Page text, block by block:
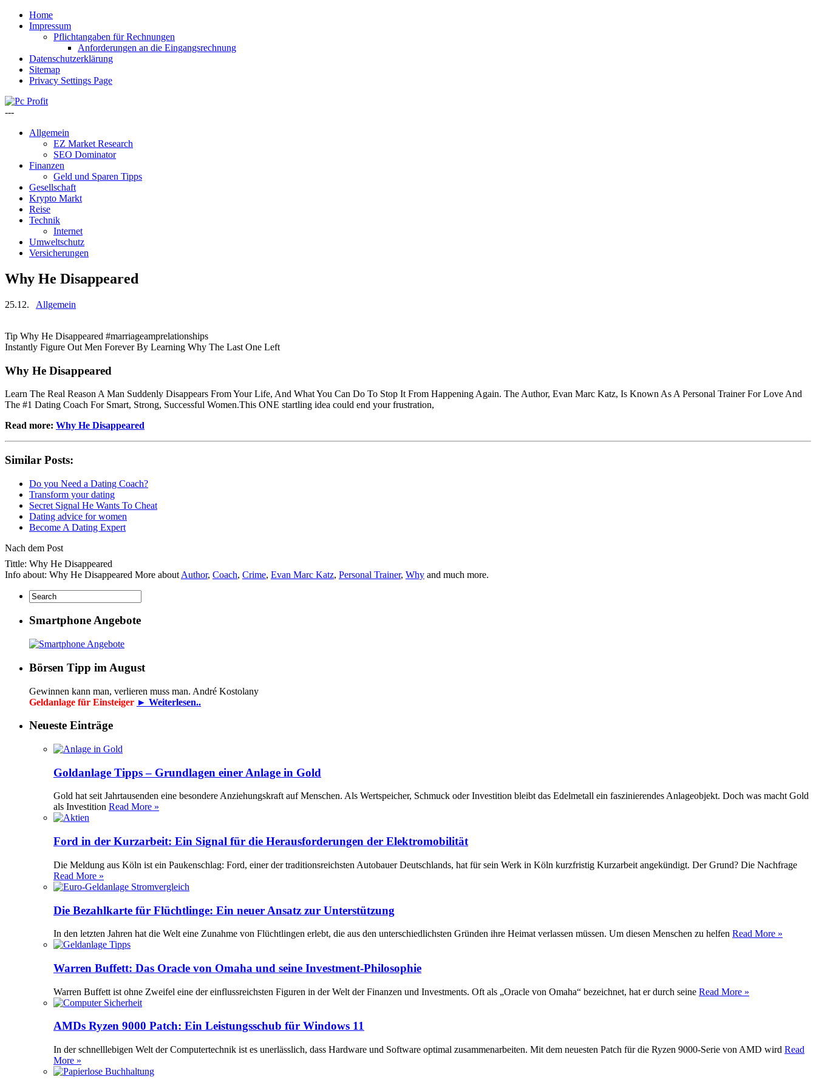
Home
Impressum
Pflichtangaben für Rechnungen
Anforderungen an die Eingangsrechnung
Datenschutzerklärung
Sitemap
Privacy Settings Page
---
Allgemein
EZ Market Research
SEO Dominator
Finanzen
Geld und Sparen Tipps
Gesellschaft
Krypto Markt
Reise
Technik
Internet
Umweltschutz
Versicherungen
Why He Disappeared
25.12. Allgemein
Tip Why He Disappeared #marriageamprelationships
Instantly Figure Out Men Forever By Learning Why The Last One Left
Why He Disappeared
Learn The Real Reason A Man Suddenly Disappears From Your Life, And What You Can Do To Stop It From Happening Again. The Author, Evan Marc Katz, Is Known As A Personal Trainer For Love And
The #1 Dating Coach For Smart, Strong, Successful Women.This ONE startling idea could end your frustration,
Read more: Why He Disappeared
Similar Posts:
Do you Need a Dating Coach?
Transform your dating
Secret Signal He Wants To Cheat
Dating advice for women
Become A Dating Expert
Nach dem Post
Tittle: Why He Disappeared
Info about: Why He Disappeared More about Author, Coach, Crime, Evan Marc Katz, Personal Trainer, Why and much more.
Smartphone Angebote
Börsen Tipp im August
Gewinnen kann man, verlieren muss man. André Kostolany
Geldanlage für Einsteiger ► Weiterlesen..
Neueste Einträge
Goldanlage Tipps – Grundlagen einer Anlage in Gold
Gold hat seit Jahrtausenden eine besondere Anziehungskraft auf Menschen. Als Wertspeicher, Schmuck oder Investition bleibt das Edelmetall ein faszinierendes Anlageobjekt. Doch was macht Gold
als Investition Read More »
Ford in der Kurzarbeit: Ein Signal für die Herausforderungen der Elektromobilität
Die Meldung aus Köln ist ein Paukenschlag: Ford, einer der traditionsreichsten Autobauer Deutschlands, hat für sein Werk in Köln kurzfristig Kurzarbeit angekündigt. Der Grund? Die Nachfrage
Read More »
Die Bezahlkarte für Flüchtlinge: Ein neuer Ansatz zur Unterstützung
In den letzten Jahren hat die Welt eine Zunahme von Flüchtlingen erlebt, die aus den unterschiedlichsten Gründen ihre Heimat verlassen müssen. Um diesen Menschen zu helfen Read More »
Warren Buffett: Das Oracle von Omaha und seine Investment-Philosophie
Warren Buffett ist ohne Zweifel eine der einflussreichsten Figuren in der Welt der Finanzen und Investments. Oft als „Oracle von Omaha“ bezeichnet, hat er durch seine Read More »
AMDs Ryzen 9000 Patch: Ein Leistungsschub für Windows 11
In der schnelllebigen Welt der Computertechnik ist es unerlässlich, dass Hardware und Software optimal zusammenarbeiten. Mit dem neuesten Patch für die Ryzen 9000-Serie von AMD wird Read
More »